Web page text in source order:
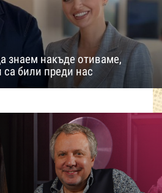
знаем накъде отиваме,
били преди нас